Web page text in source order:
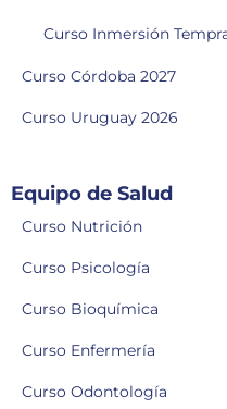
Curso Inmersión
Curso Córdoba 2027
Curso Uruguay 2026
Equipo de Salud
Curso Nutrición
Curso Psicología
Curso Bioquímica
Curso Enfermería
Curso Odontología